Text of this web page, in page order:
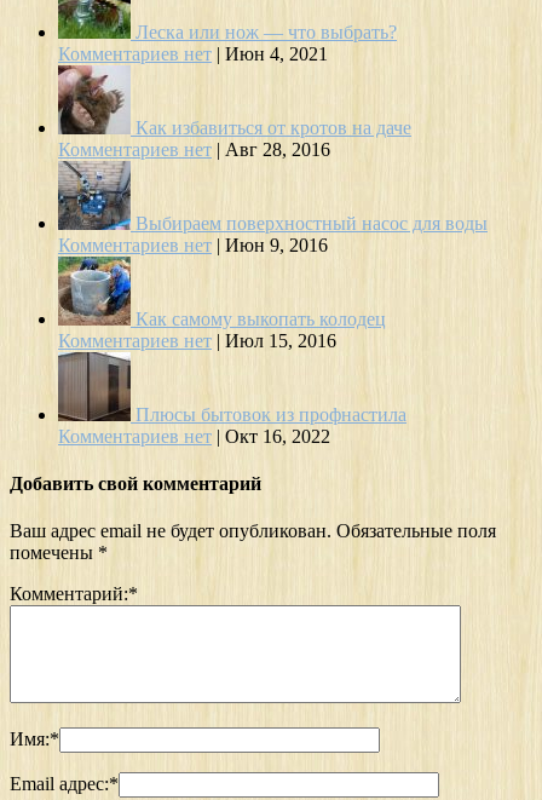
Леска или нож — что выбрать?
Комментариев нет | Июн 4, 2021
Как избавиться от кротов на даче
Комментариев нет | Авг 28, 2016
Выбираем поверхностный насос для воды
Комментариев нет | Июн 9, 2016
Как самому выкопать колодец
Комментариев нет | Июл 15, 2016
Плюсы бытовок из профнастила
Комментариев нет | Окт 16, 2022
Добавить свой комментарий
Ваш адрес email не будет опубликован. Обязательные поля
помечены *
Комментарий:*
Имя:*
Email адрес:*